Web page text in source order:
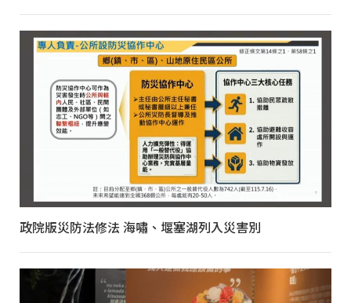
政院版災防法修法 海嘯、堰塞湖列入災害別